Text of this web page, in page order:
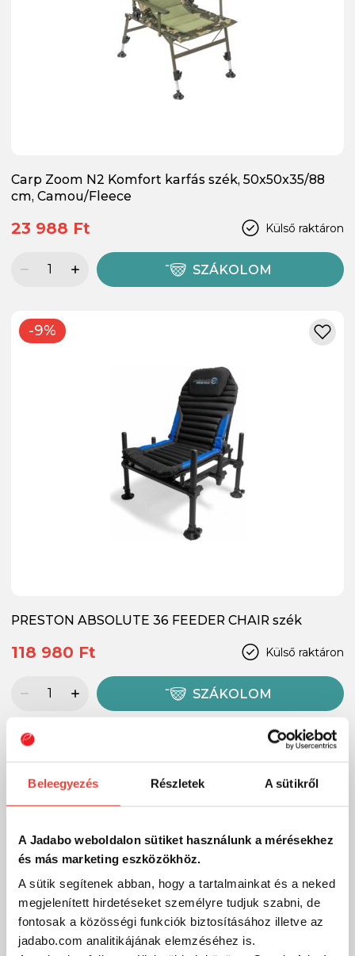
Beleegyezés Részletek A sütikről
A Jadabo weboldalon sütiket használunk a mérésekhez
és más marketing eszközökhöz.
A sütik segítenek abban, hogy a tartalmainkat és a neked
megjelenített hirdetéseket személyre tudjuk szabni, de
fontosak a közösségi funkciók biztosításához illetve az
jadabo.com analitikájának elemzéséhez is.
Carp Zoom N2 Komfort karfás szék, 50x50x35/88
cm, Camou/Fleece
Külső raktáron
23 988 Ft
SZÁKOLOM
-9%
PRESTON ABSOLUTE 36 FEEDER CHAIR szék
Külső raktáron
118 980 Ft
SZÁKOLOM